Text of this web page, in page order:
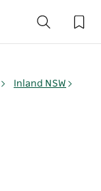
Inland NSW